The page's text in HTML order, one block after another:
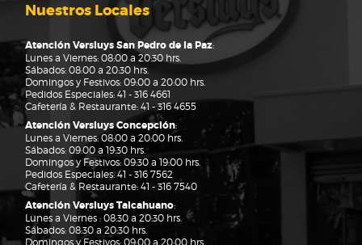
Nuestros Locales
Atención Versluys San Pedro de la Paz:
Lunes a Viernes: 08:00 a 20:30 hrs.
Sábados: 08:00 a 20:30 hrs.
Domingos y Festivos: 09:00 a 20:00 hrs.
Pedidos Especiales:41 - 316 4661
Cafetería & Restaurante:41 - 316 4655
Atención Versluys Concepción:
Lunes a Viernes: 08:00 a 20:00 hrs.
Sábados: 09:00 a 19:30 hrs.
Domingos y Festivos: 09:30 a 19:00 hrs.
Pedidos Especiales:41 - 316 7562
Cafetería & Restaurante:41 - 316 7540
Atención Versluys Talcahuano:
Lunes a Viernes : 08:30 a 20:30 hrs.
Sábados: 08:30 a 20:30 hrs.
Domingos y Festivos: 09:00 a 20:00 hrs.